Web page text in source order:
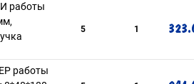
работы
5 1
работы